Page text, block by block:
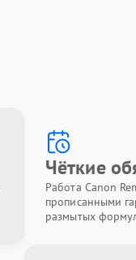
Чёткие
Работа Canon
прописанными
размытых